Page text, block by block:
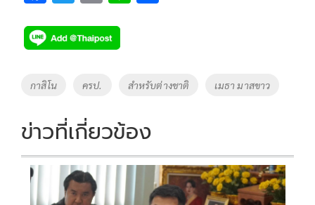
e
b
o
k
tt
er
p
y
k
Tags
กาสิโน ครป. สำหรับต่างชาติ เมธา มาสขาว
ข่าวที่เกี่ยวข้อง